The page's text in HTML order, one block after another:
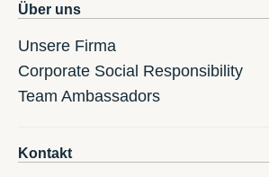
Über uns
Unsere Firma
Corporate Social Responsibility
Team Ambassadors
Kontakt